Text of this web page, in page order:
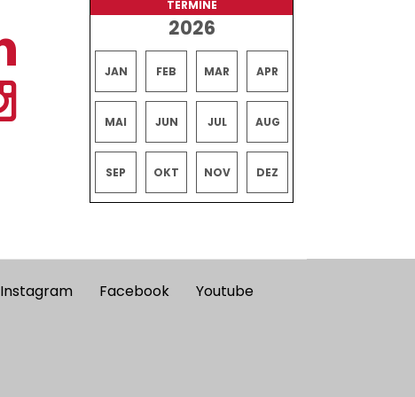
TERMINE
2026
JAN FEB MAR APR
MAI JUN JUL AUG
SEP OKT NOV DEZ
Instagram Facebook Youtube